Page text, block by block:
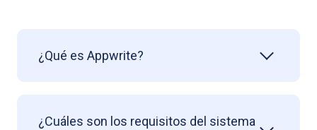
¿Qué es Appwrite?
¿Cuáles son los requisitos del sistema